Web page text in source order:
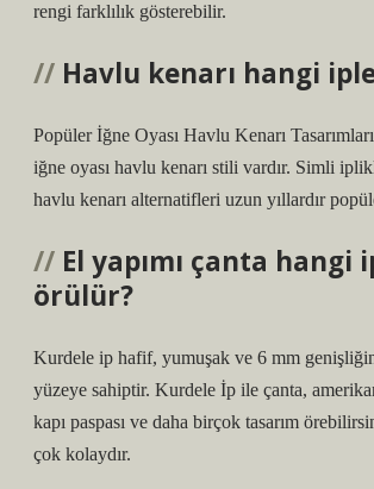
rengi farklılık gösterebilir.
Havlu kenarı hangi
Popüler İğne Oyası Havlu Kenarı
iğne oyası havlu kenarı stili vardır. Simli
havlu kenarı alternatifleri uzun yıllardır
El yapımı çanta hangi
örülür?
Kurdele ip hafif, yumuşak ve 6 mm
yüzeye sahiptir. Kurdele İp ile çanta,
kapı paspası ve daha birçok tasarım
çok kolaydır.